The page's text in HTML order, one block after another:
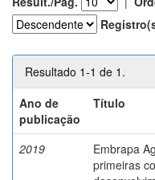
Resultado 1-1 de 1.
Ano de
publicação
Título
2019
Embrapa
primeiras